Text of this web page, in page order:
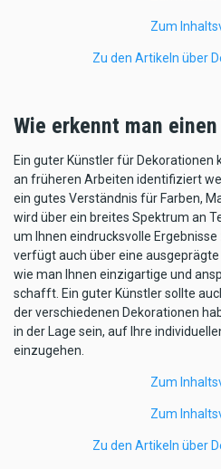
Zum
Zu den Artikeln über
Wie erkennt man
Ein guter Künstler für Dekorationen
an früheren Arbeiten identifiziert
ein gutes Verständnis für Farben,
wird über ein breites Spektrum an
um Ihnen eindrucksvolle
verfügt auch über eine
wie man Ihnen einzigartige und
schafft. Ein guter Künstler sollte
der verschiedenen Dekorationen
in der Lage sein, auf Ihre
einzugehen.
Zum
Zum
Zu den Artikeln über